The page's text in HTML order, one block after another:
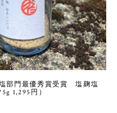
部門最優秀賞受賞 塩麹塩
1,295円）